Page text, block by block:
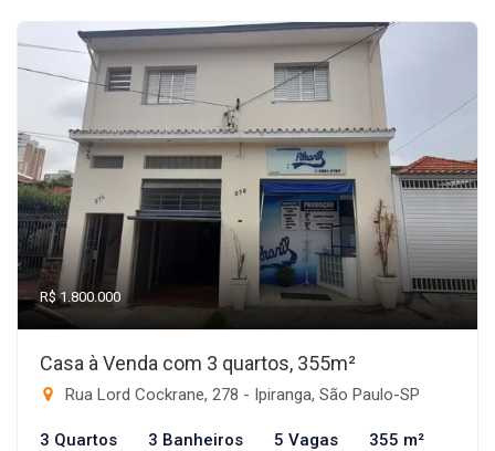
R$ 1.800.000
Casa à Venda com 3 quartos, 355m²
Rua Lord Cockrane, 278 - Ipiranga, São Paulo-SP
3 Quartos 3 Banheiros 5 Vagas 355 m²